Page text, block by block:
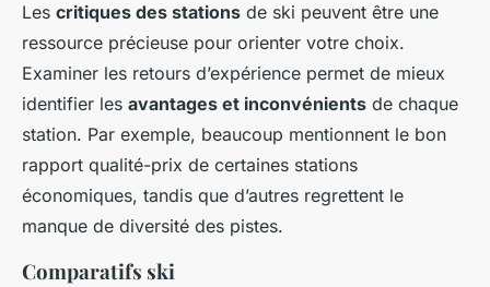
Les critiques des stations de ski peuvent être une
ressource précieuse pour orienter votre choix.
Examiner les retours d’expérience permet de mieux
identifier les avantages et inconvénients de chaque
station. Par exemple, beaucoup mentionnent le bon
rapport qualité-prix de certaines stations
économiques, tandis que d’autres regrettent le
manque de diversité des pistes.
Comparatifs ski